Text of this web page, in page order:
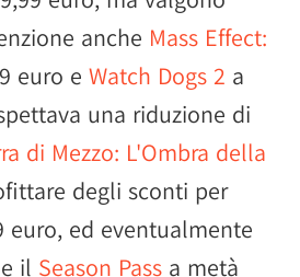
anche Mass Effect:
euro e Watch Dogs 2 a
una riduzione di
di Mezzo: L'Ombra della
degli sconti per
euro, ed eventualmente
il Season Pass a metà